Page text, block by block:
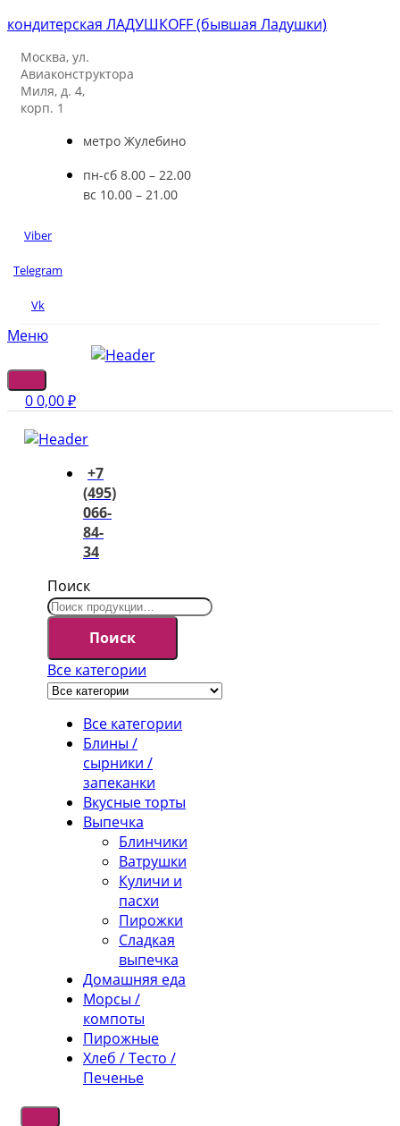
кондитерская ЛАДУШКOFF (бывшая Ладушки)
Москва, ул.
Авиаконструктора
Миля, д. 4,
корп. 1
метро Жулебино
пн-сб 8.00 – 22.00
вс 10.00 – 21.00
Viber
Telegram
Vk
Меню
00,00₽
+7
(495)
066-
84-
34
Поиск
Поиск
Все категории
Все категории
Блины /
сырники /
запеканки
Вкусные торты
Выпечка
Блинчики
Ватрушки
Куличи и
пасхи
Пирожки
Сладкая
выпечка
Домашняя еда
Морсы /
компоты
Пирожные
Хлеб / Тесто /
Печенье